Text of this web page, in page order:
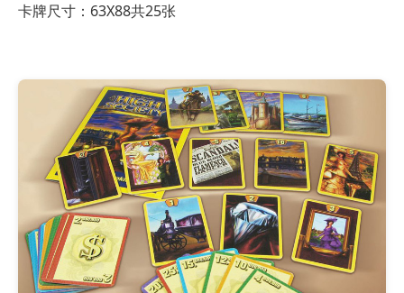
卡牌尺寸：63X88共25张